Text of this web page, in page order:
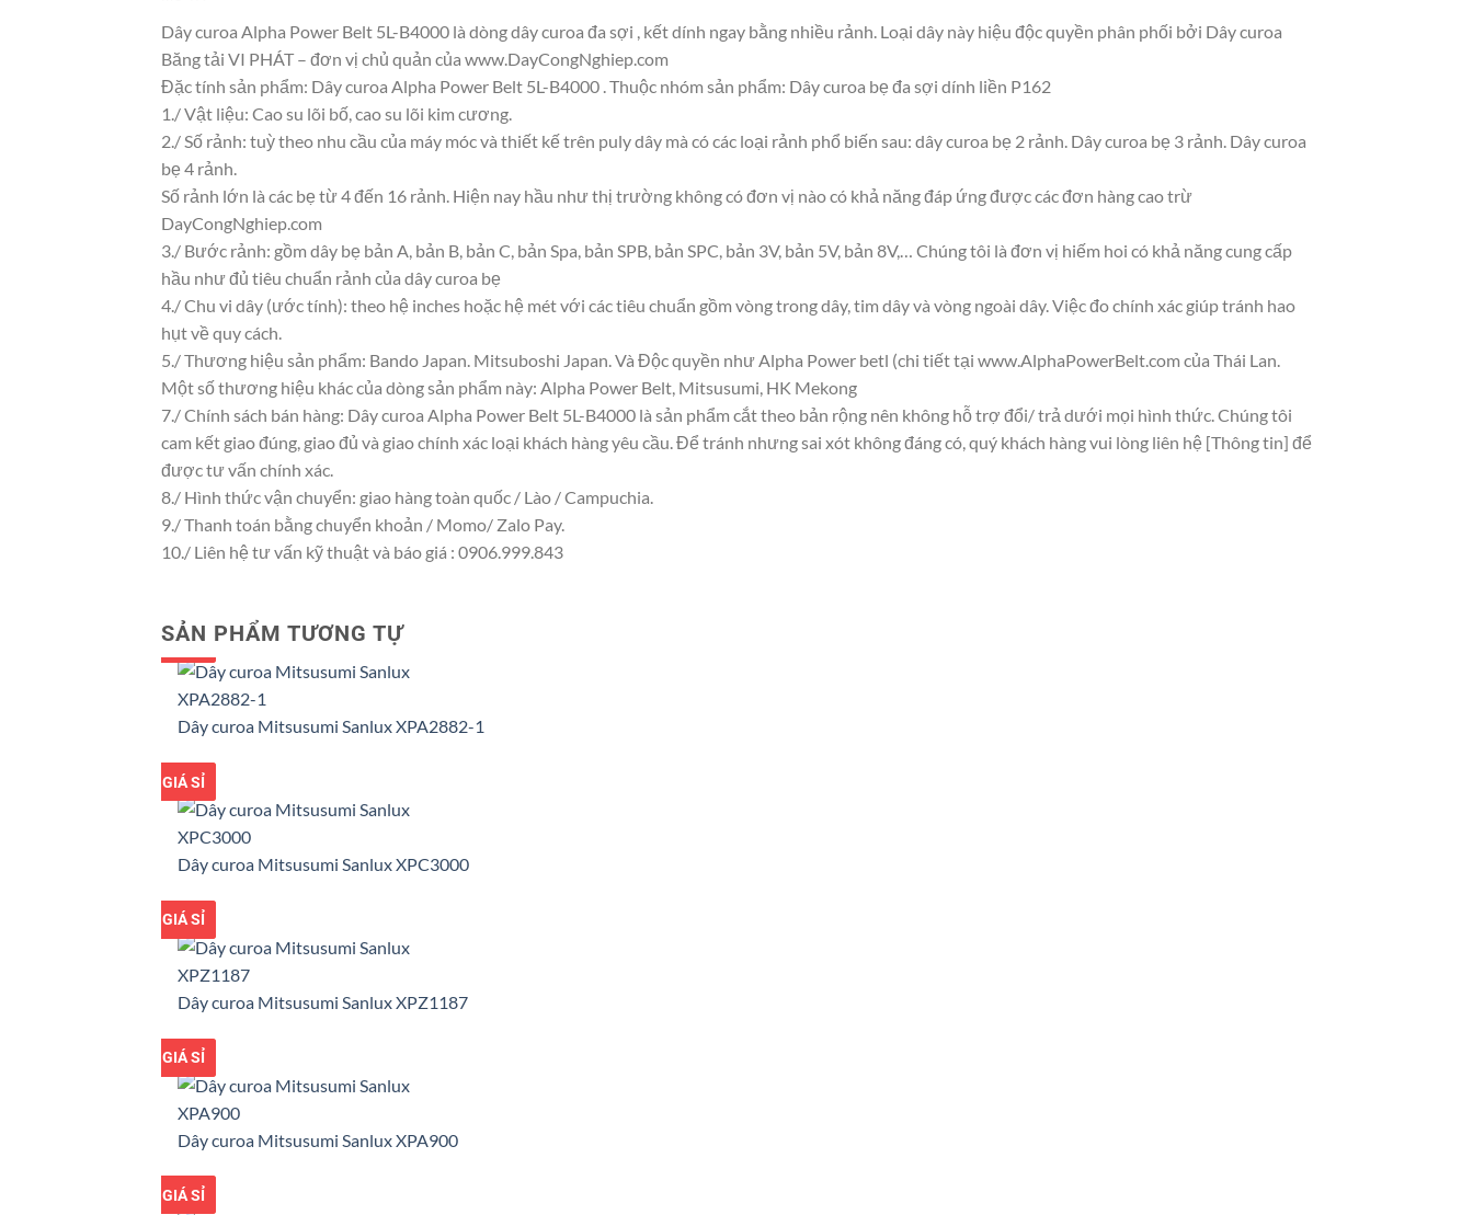
Dây curoa Alpha Power Belt 5L-B4000 là dòng dây curoa đa sợi , kết dính ngay bằng nhiều rảnh. Loại dây này hiệu độc quyền phân phối bởi Dây curoa
Băng tải VI PHÁT – đơn vị chủ quản của www.DayCongNghiep.com
Đặc tính sản phẩm: Dây curoa Alpha Power Belt 5L-B4000 . Thuộc nhóm sản phẩm: Dây curoa bẹ đa sợi dính liền P162
1./ Vật liệu: Cao su lõi bố, cao su lõi kim cương.
2./ Số rảnh: tuỳ theo nhu cầu của máy móc và thiết kế trên puly dây mà có các loại rảnh phổ biến sau: dây curoa bẹ 2 rảnh. Dây curoa bẹ 3 rảnh. Dây curoa
bẹ 4 rảnh.
Số rảnh lớn là các bẹ từ 4 đến 16 rảnh. Hiện nay hầu như thị trường không có đơn vị nào có khả năng đáp ứng được các đơn hàng cao trừ
DayCongNghiep.com
3./ Bước rảnh: gồm dây bẹ bản A, bản B, bản C, bản Spa, bản SPB, bản SPC, bản 3V, bản 5V, bản 8V,… Chúng tôi là đơn vị hiếm hoi có khả năng cung cấp
hầu như đủ tiêu chuẩn rảnh của dây curoa bẹ
4./ Chu vi dây (ước tính): theo hệ inches hoặc hệ mét với các tiêu chuẩn gồm vòng trong dây, tim dây và vòng ngoài dây. Việc đo chính xác giúp tránh hao
hụt về quy cách.
5./ Thương hiệu sản phẩm: Bando Japan. Mitsuboshi Japan. Và Độc quyền như Alpha Power betl (chi tiết tại www.AlphaPowerBelt.com của Thái Lan.
Một số thương hiệu khác của dòng sản phẩm này: Alpha Power Belt, Mitsusumi, HK Mekong
7./ Chính sách bán hàng: Dây curoa Alpha Power Belt 5L-B4000 là sản phẩm cắt theo bản rộng nên không hỗ trợ đổi/ trả dưới mọi hình thức. Chúng tôi
cam kết giao đúng, giao đủ và giao chính xác loại khách hàng yêu cầu. Để tránh nhưng sai xót không đáng có, quý khách hàng vui lòng liên hệ [Thông tin] để
được tư vấn chính xác.
8./ Hình thức vận chuyển: giao hàng toàn quốc / Lào / Campuchia.
9./ Thanh toán bằng chuyển khoản / Momo/ Zalo Pay.
10./ Liên hệ tư vấn kỹ thuật và báo giá : 0906.999.843
SẢN PHẨM TƯƠNG TỰ
GIÁ TỐT
GIÁ SỈ
Dây curoa Mitsusumi Sanlux XPA2882-1
GIÁ TỐT
GIÁ SỈ
Dây curoa Mitsusumi Sanlux XPC3000
GIÁ TỐT
GIÁ SỈ
Dây curoa Mitsusumi Sanlux XPZ1187
GIÁ TỐT
GIÁ SỈ
Dây curoa Mitsusumi Sanlux XPA900
GIÁ TỐT
GIÁ SỈ